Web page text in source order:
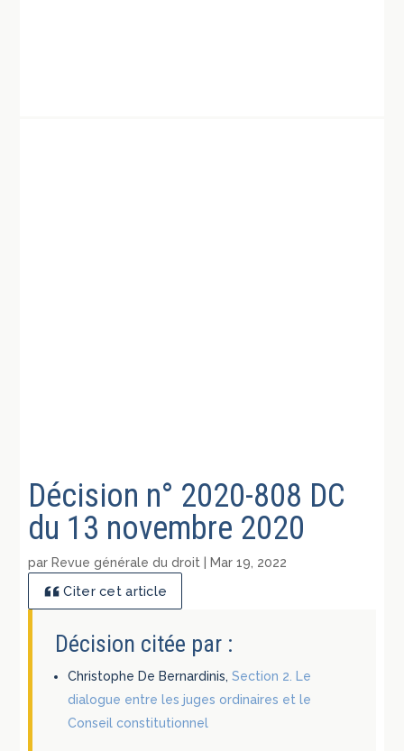
Décision n° 2020-808 DC
du 13 novembre 2020
par Revue générale du droit Mar 19, 2022
Citer cet article
Décision citée par :
Christophe De Bernardinis,Section 2. Le
dialogue entre les juges ordinaires et le
Conseil constitutionnel